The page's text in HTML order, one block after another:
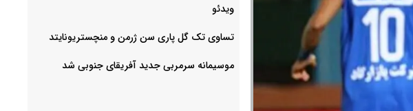
ویدئو
تساوی تک گل پاری سن ژرمن و منچستریونایتد
موسیمانه سرمربی جدید آفریقای جنوبی شد